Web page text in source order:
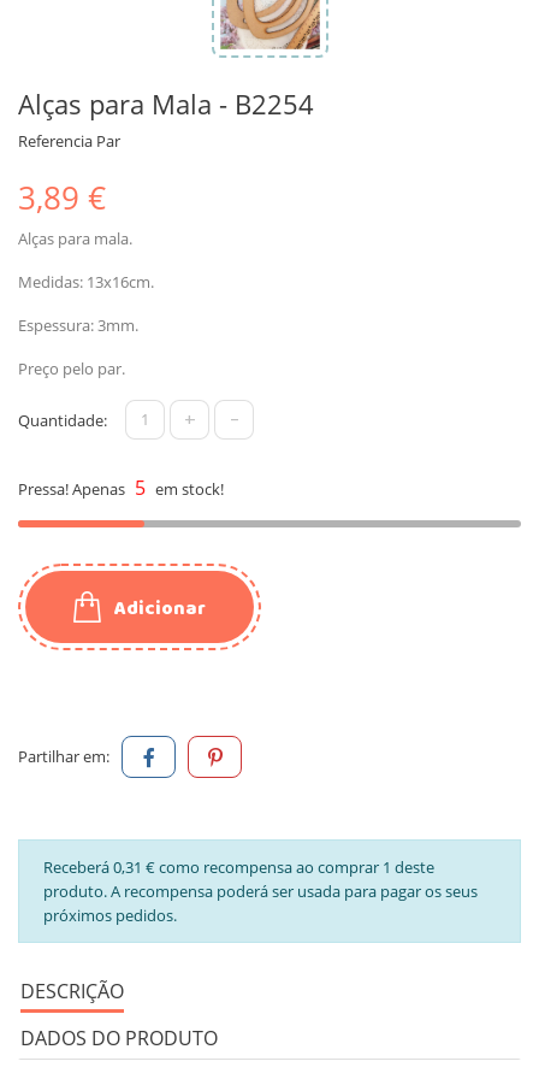
Alças para Mala - B2254
Referencia Par
3,89 €
Alças para mala.
Medidas: 13x16cm.
Espessura: 3mm.
Preço pelo par.
Quantidade: + -
Pressa! Apenas 5 em stock!
Adicionar
Partilhar em:
Receberá 0,31 € como recompensa ao comprar 1 deste
produto. A recompensa poderá ser usada para pagar os seus
próximos pedidos.
DESCRIÇÃO
DADOS DO PRODUTO